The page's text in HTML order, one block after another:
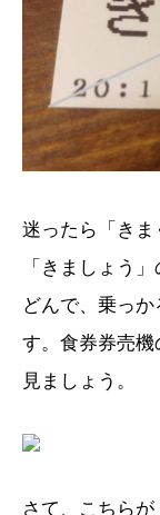
迷ったら「き
「きましょう
どんで、乗っ
す。食券券売
見ましょう。
さて、こちら